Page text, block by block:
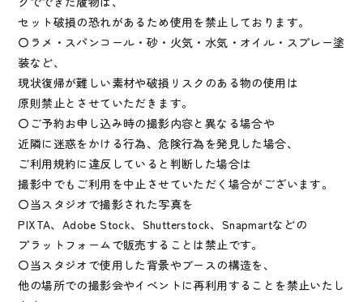
セット破損の恐れがあるため使用を禁止しております。
〇ラメ・スパンコール・砂・火気・水気・オイル・スプレー塗
装など、
現状復帰が難しい素材や破損リスクのある物の使用は
原則禁止とさせていただきます。
〇ご予約お申し込み時の撮影内容と異なる場合や
近隣に迷惑をかける行為、危険行為を発見した場合、
ご利用規約に違反していると判断した場合は
撮影中でもご利用を中止させていただく場合がございます。
〇当スタジオで撮影された写真を
PIXTA、Adobe Stock、Shutterstock、Snapmartなどの
プラットフォームで販売することは禁止です。
〇当スタジオで使用した背景やブースの構造を、
他の場所での撮影会やイベントに再利用することを禁止いたし